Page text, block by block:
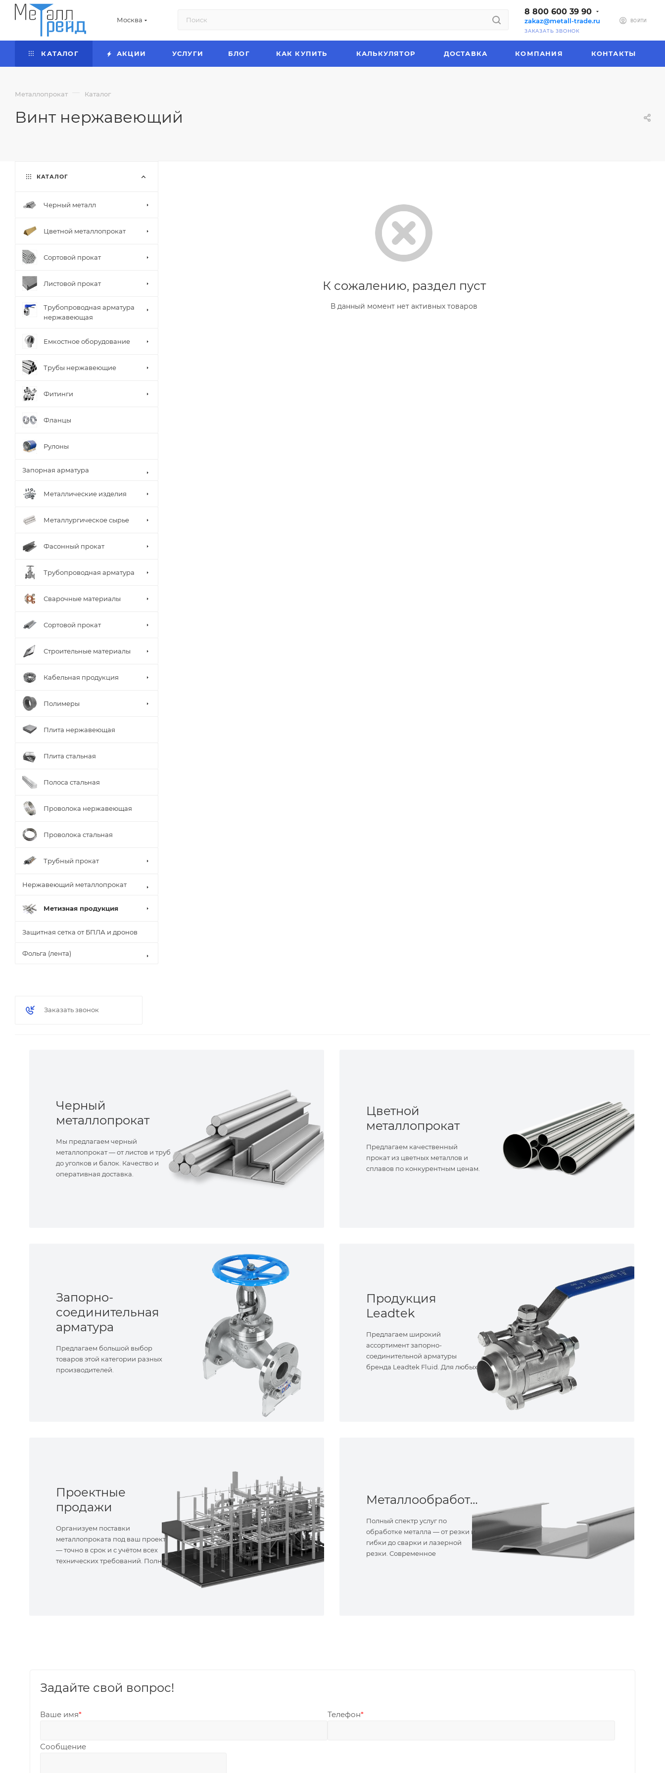
Москва
8 800 600 39 90
zakaz@metall-trade.ru
ЗАКАЗАТЬ ЗВОНОК
ВОЙТИ
КАТАЛОГ АКЦИИ УСЛУГИ БЛОГ КАК КУПИТЬ КАЛЬКУЛЯТОР ДОСТАВКА КОМПАНИЯ КОНТАКТЫ
Металлопрокат — Каталог
Винт нержавеющий
К сожалению, раздел пуст
В данный момент нет активных товаров
КАТАЛОГ
Черный металл
Цветной металлопрокат
Сортовой прокат
Листовой прокат
Трубопроводная арматура
нержавеющая
Емкостное оборудование
Трубы нержавеющие
Фитинги
Фланцы
Рулоны
Запорная арматура
Металлические изделия
Металлургическое сырье
Фасонный прокат
Трубопроводная арматура
Сварочные материалы
Сортовой прокат
Строительные материалы
Кабельная продукция
Полимеры
Плита нержавеющая
Плита стальная
Полоса стальная
Проволока нержавеющая
Проволока стальная
Трубный прокат
Нержавеющий металлопрокат
Метизная продукция
Защитная сетка от БПЛА и дронов
Фольга (лента)
Заказать звонок
Черный
металлопрокат
Мы предлагаем черный
металлопрокат — от листов и труб
до уголков и балок. Качество и
оперативная доставка.
Цветной
металлопрокат
Предлагаем качественный
прокат из цветных металлов и
сплавов по конкурентным ценам.
Запорно-
соединительная
арматура
Предлагаем большой выбор
товаров этой категории разных
производителей.
Продукция
Leadtek
Предлагаем широкий
ассортимент запорно-
соединительной арматуры
бренда Leadtek Fluid. Для любых
Проектные
продажи
Организуем поставки
металлопроката под ваш проект
— точно в срок и с учётом всех
технических требований. Полное
Металлообработка
Полный спектр услуг по
обработке металла — от резки и
гибки до сварки и лазерной
резки. Современное
Задайте свой вопрос!
Ваше имя* Телефон*
Сообщение